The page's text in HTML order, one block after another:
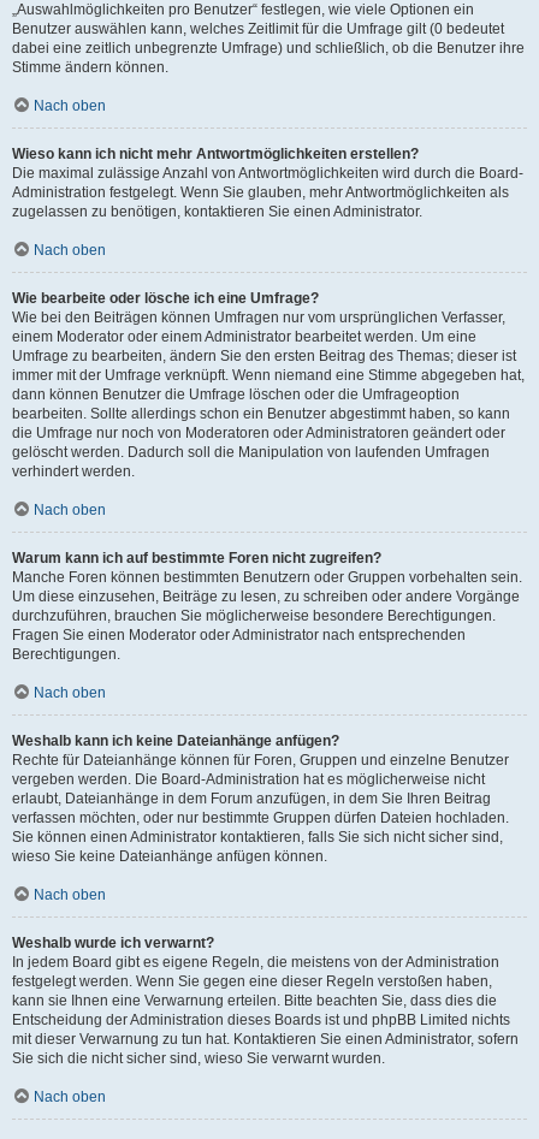
„Auswahlmöglichkeiten pro Benutzer“ festlegen, wie viele Optionen ein
Benutzer auswählen kann, welches Zeitlimit für die Umfrage gilt (0 bedeutet
dabei eine zeitlich unbegrenzte Umfrage) und schließlich, ob die Benutzer ihre
Stimme ändern können.
Nach oben
Wieso kann ich nicht mehr Antwortmöglichkeiten erstellen?
Die maximal zulässige Anzahl von Antwortmöglichkeiten wird durch die Board-
Administration festgelegt. Wenn Sie glauben, mehr Antwortmöglichkeiten als
zugelassen zu benötigen, kontaktieren Sie einen Administrator.
Nach oben
Wie bearbeite oder lösche ich eine Umfrage?
Wie bei den Beiträgen können Umfragen nur vom ursprünglichen Verfasser,
einem Moderator oder einem Administrator bearbeitet werden. Um eine
Umfrage zu bearbeiten, ändern Sie den ersten Beitrag des Themas; dieser ist
immer mit der Umfrage verknüpft. Wenn niemand eine Stimme abgegeben hat,
dann können Benutzer die Umfrage löschen oder die Umfrageoption
bearbeiten. Sollte allerdings schon ein Benutzer abgestimmt haben, so kann
die Umfrage nur noch von Moderatoren oder Administratoren geändert oder
gelöscht werden. Dadurch soll die Manipulation von laufenden Umfragen
verhindert werden.
Nach oben
Warum kann ich auf bestimmte Foren nicht zugreifen?
Manche Foren können bestimmten Benutzern oder Gruppen vorbehalten sein.
Um diese einzusehen, Beiträge zu lesen, zu schreiben oder andere Vorgänge
durchzuführen, brauchen Sie möglicherweise besondere Berechtigungen.
Fragen Sie einen Moderator oder Administrator nach entsprechenden
Berechtigungen.
Nach oben
Weshalb kann ich keine Dateianhänge anfügen?
Rechte für Dateianhänge können für Foren, Gruppen und einzelne Benutzer
vergeben werden. Die Board-Administration hat es möglicherweise nicht
erlaubt, Dateianhänge in dem Forum anzufügen, in dem Sie Ihren Beitrag
verfassen möchten, oder nur bestimmte Gruppen dürfen Dateien hochladen.
Sie können einen Administrator kontaktieren, falls Sie sich nicht sicher sind,
wieso Sie keine Dateianhänge anfügen können.
Nach oben
Weshalb wurde ich verwarnt?
In jedem Board gibt es eigene Regeln, die meistens von der Administration
festgelegt werden. Wenn Sie gegen eine dieser Regeln verstoßen haben,
kann sie Ihnen eine Verwarnung erteilen. Bitte beachten Sie, dass dies die
Entscheidung der Administration dieses Boards ist und phpBB Limited nichts
mit dieser Verwarnung zu tun hat. Kontaktieren Sie einen Administrator, sofern
Sie sich die nicht sicher sind, wieso Sie verwarnt wurden.
Nach oben